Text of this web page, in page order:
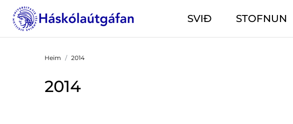
SVIÐ STOFNUN
Heim 2014
2014